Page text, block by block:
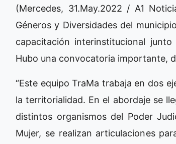
(Mercedes, 31.May.2022 / A1
Géneros y Diversidades del
capacitación interinstitucional
Hubo una convocatoria importante,
“Este equipo TraMa trabaja en dos
la territorialidad. En el abordaje se
distintos organismos del Poder
Mujer, se realizan articulaciones